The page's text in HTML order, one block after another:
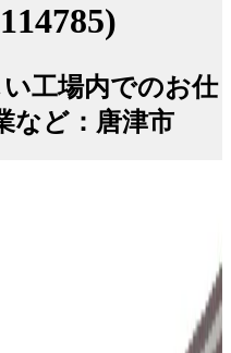
工場内でのお仕
など：唐津市